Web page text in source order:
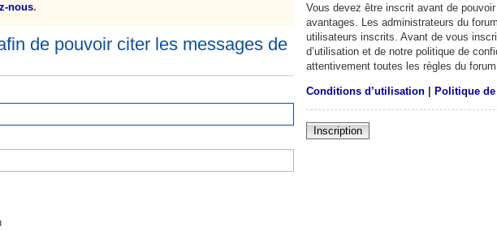
nous.
de pouvoir citer les messages de
Vous devez être inscrit avant de
avantages. Les administrateurs du
utilisateurs inscrits. Avant de vous
d’utilisation et de notre politique de
attentivement toutes les règles du
Conditions d’utilisation| Politique
Inscription